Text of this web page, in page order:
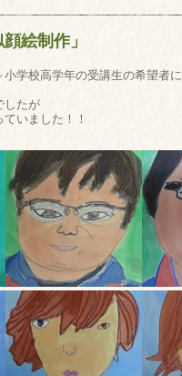
絵制作」
学校高学年の受講生の希望者に
したが
いました！！